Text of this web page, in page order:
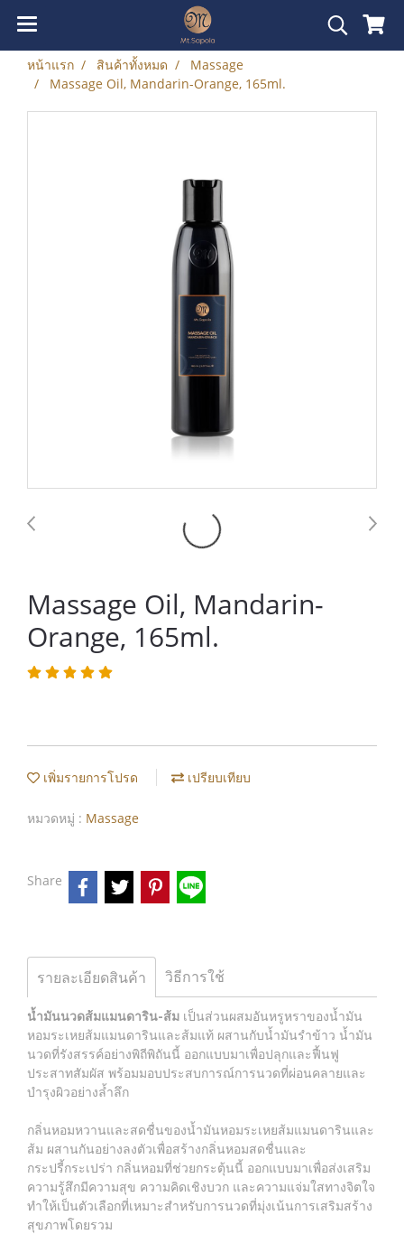
หน้าแรก สินค้าทั้งหมด
Massage
Massage Oil, Mandarin-Orange, 165ml.
Massage Oil, Mandarin-
Orange, 165ml.
เพิ่มรายการโปรด เปรียบเทียบ
หมวดหมู่ : Massage
Share
รายละเอียดสินค้า วิธีการใช้
น้ำมันนวดส้มแมนดาริน-ส้ม เป็นส่วนผสมอันหรูหราของน้ำมัน
หอมระเหยส้มแมนดารินและส้มแท้ ผสานกับน้ำมันรำข้าว น้ำมัน
นวดที่รังสรรค์อย่างพิถีพิถันนี้ ออกแบบมาเพื่อปลุกและฟื้นฟู
ประสาทสัมผัส พร้อมมอบประสบการณ์การนวดที่ผ่อนคลายและ
บำรุงผิวอย่างล้ำลึก
กลิ่นหอมหวานและสดชื่นของน้ำมันหอมระเหยส้มแมนดารินและ
ส้ม ผสานกันอย่างลงตัวเพื่อสร้างกลิ่นหอมสดชื่นและ
กระปรี้กระเปร่า กลิ่นหอมที่ช่วยกระตุ้นนี้ ออกแบบมาเพื่อส่งเสริม
ความรู้สึกมีความสุข ความคิดเชิงบวก และความแจ่มใสทางจิตใจ
ทำให้เป็นตัวเลือกที่เหมาะสำหรับการนวดที่มุ่งเน้นการเสริมสร้าง
สุขภาพโดยรวม